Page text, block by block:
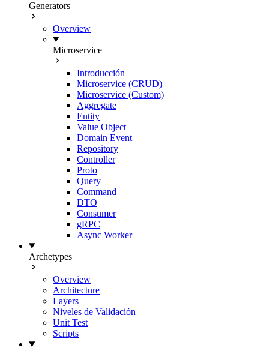
Generators
Overview
Microservice
Introducción
Microservice (CRUD)
Microservice (Custom)
Aggregate
Entity
Value Object
Domain Event
Repository
Controller
Proto
Query
Command
DTO
Consumer
gRPC
Async Worker
Archetypes
Overview
Architecture
Layers
Niveles de Validación
Unit Test
Scripts